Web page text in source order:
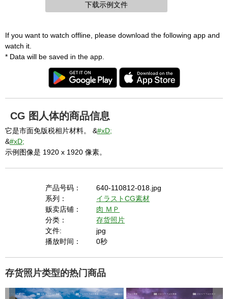
下载示例文件
If you want to watch offline, please download the following app and
watch it.
* Data will be saved in the app.
CG 图人体的商品信息
它是市面免版税相片材料。 &#xD;
&#xD;
示例图像是 1920 x 1920 像素。
产品号码：
640-110812-018.jpg
系列：
イラストCG素材
贩卖店铺：
肉 ＭＰ
分类：
存货照片
文件:
jpg
播放时间：
0秒
存货照片类型的热门商品